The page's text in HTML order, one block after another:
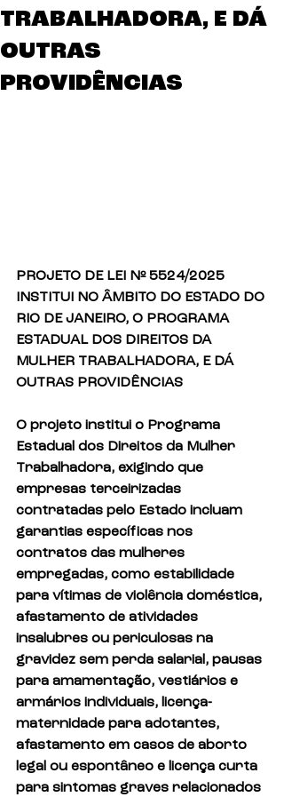
TRABALHADORA, E DÁ
OUTRAS
PROVIDÊNCIAS
PROJETO DE LEI Nº 5524/2025
INSTITUI NO ÂMBITO DO ESTADO DO
RIO DE JANEIRO, O PROGRAMA
ESTADUAL DOS DIREITOS DA
MULHER TRABALHADORA, E DÁ
OUTRAS PROVIDÊNCIAS
O projeto institui o Programa
Estadual dos Direitos da Mulher
Trabalhadora, exigindo que
empresas terceirizadas
contratadas pelo Estado incluam
garantias específicas nos
contratos das mulheres
empregadas, como estabilidade
para vítimas de violência doméstica,
afastamento de atividades
insalubres ou periculosas na
gravidez sem perda salarial, pausas
para amamentação, vestiários e
armários individuais, licença-
maternidade para adotantes,
afastamento em casos de aborto
legal ou espontâneo e licença curta
para sintomas graves relacionados